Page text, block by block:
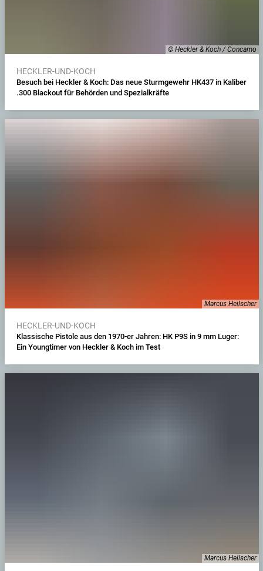
© Heckler & Koch / Concamo
HECKLER-UND-KOCH
Besuch bei Heckler & Koch: Das neue Sturmgewehr HK437 in Kaliber
.300 Blackout für Behörden und Spezialkräfte
Marcus Heilscher
HECKLER-UND-KOCH
Klassische Pistole aus den 1970-er Jahren: HK P9S in 9 mm Luger:
Ein Youngtimer von Heckler & Koch im Test
Marcus Heilscher